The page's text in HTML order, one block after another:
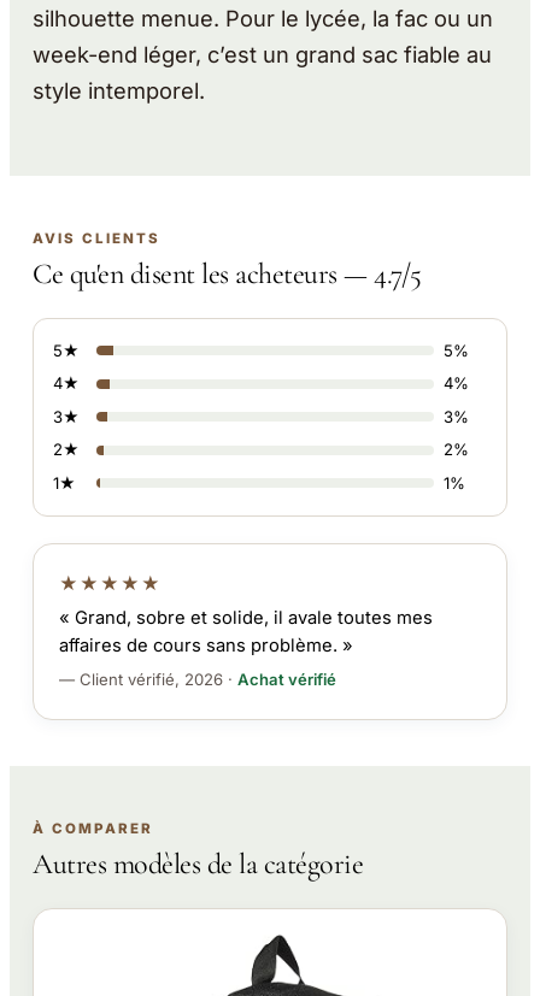
silhouette menue. Pour le lycée, la fac ou un
week-end léger, c’est un grand sac fiable au
style intemporel.
AVIS CLIENTS
Ce qu'en disent les acheteurs — 4.7/5
5★
5%
4★
4%
3★
3%
2★
2%
1★
1%
★★★★★
« Grand, sobre et solide, il avale toutes mes
affaires de cours sans problème. »
— Client vérifié, 2026 · Achat vérifié
À COMPARER
Autres modèles de la catégorie